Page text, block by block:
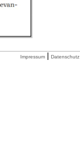
Impressum Datenschutz